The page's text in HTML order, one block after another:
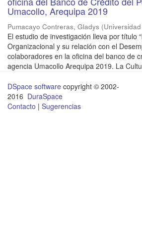
Umacollo, Arequipa 2019
Pumacayo Contreras, Gladys (
El estudio de investigación lleva por título
Organizacional y su relación con el
colaboradores en la oficina del banco de
agencia Umacollo Arequipa 2019. La
DSpace software copyright © 2002-
2016 DuraSpace
Contacto | Sugerencias